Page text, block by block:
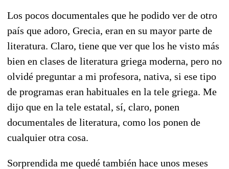
Los pocos documentales que he podido ver de otro
país que adoro, Grecia, eran en su mayor parte de
literatura. Claro, tiene que ver que los he visto más
bien en clases de literatura griega moderna, pero no
olvidé preguntar a mi profesora, nativa, si ese tipo
de programas eran habituales en la tele griega. Me
dijo que en la tele estatal, sí, claro, ponen
documentales de literatura, como los ponen de
cualquier otra cosa.
Sorprendida me quedé también hace unos meses